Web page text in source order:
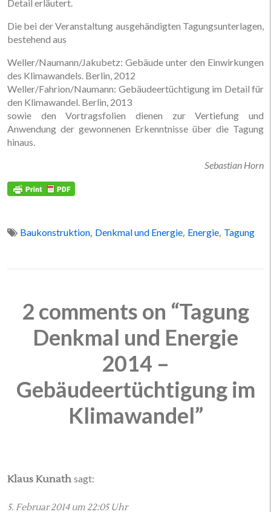
Detail erläutert.
Die bei der Veranstaltung ausgehändigten Tagungsunterlagen,
bestehend aus
Weller/Naumann/Jakubetz: Gebäude unter den Einwirkungen
des Klimawandels. Berlin, 2012
Weller/Fahrion/Naumann: Gebäudeertüchtigung im Detail für
den Klimawandel. Berlin, 2013
sowie den Vortragsfolien dienen zur Vertiefung und
Anwendung der gewonnenen Erkenntnisse über die Tagung
hinaus.
Sebastian Horn
Baukonstruktion, Denkmal und Energie, Energie, Tagung
2 comments on “Tagung
Denkmal und Energie
2014 –
Gebäudeertüchtigung im
Klimawandel”
Klaus Kunath sagt:
5. Februar 2014 um 22:05 Uhr